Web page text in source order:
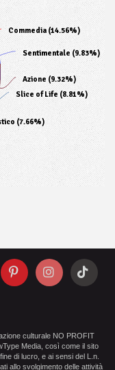
Commedia (14.56%)
Sentimentale (9.83%)
Azione (9.32%)
Slice of Life (8.81%)
(7.66%)
culturale NO PROFIT
Media, così come il sito
di lucro, e ai sensi del L.n.
allo svolgimento delle attività